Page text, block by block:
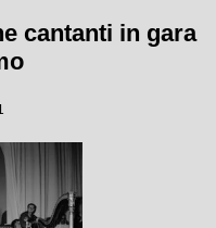
cantanti in gara